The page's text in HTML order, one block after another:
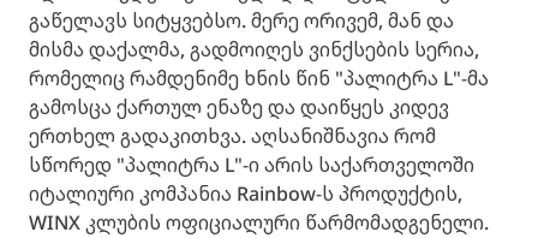
გაწელავს სიტყვებსო. მერე ორივემ, მან და
მისმა დაქალმა, გადმოიღეს ვინქსების სერია,
რომელიც რამდენიმე ხნის წინ "პალიტრა L"-მა
გამოსცა ქართულ ენაზე და დაიწყეს კიდევ
ერთხელ გადაკითხვა. აღსანიშნავია რომ
სწორედ "პალიტრა L"-ი არის საქართველოში
იტალიური კომპანია Rainbow-ს პროდუქტის,
WINX კლუბის ოფიციალური წარმომადგენელი.